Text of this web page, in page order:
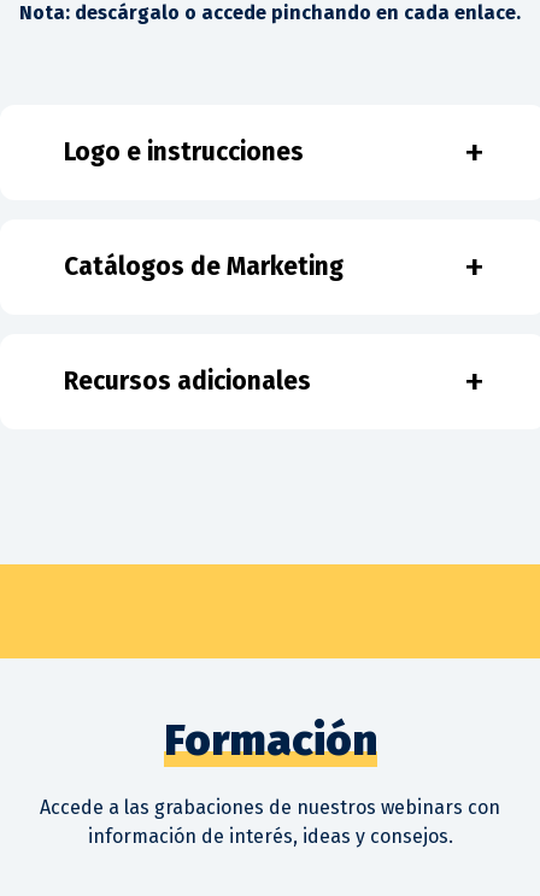
Nota: descárgalo o accede pinchando en cada enlace.
Logo e instrucciones +
Catálogos de Marketing +
Recursos adicionales +
Formación
Accede a las grabaciones de nuestros webinars con
información de interés, ideas y consejos.